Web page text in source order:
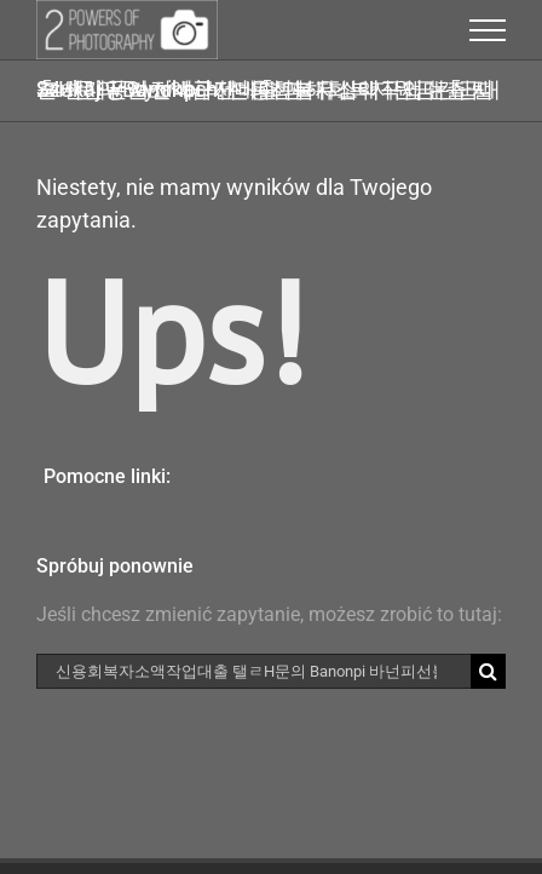
Przejdź
Szukaj w wynikach: 신용회복자소액작업대출 탤ㄹH문의 Banonpi 바넌피선불유심내구제 논산시24시간당일소액급전대출 피해회복지원금긴급대출 핸대폰가전내구제비대면
Niestety, nie mamy wyników dla Twojego
zapytania.
Ups!
Pomocne linki:
Spróbuj ponownie
Jeśli chcesz zmienić zapytanie, możesz zrobić to tutaj:
Szukaj